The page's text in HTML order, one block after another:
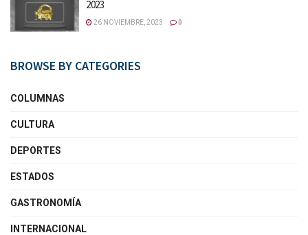
2023
26 NOVIEMBRE, 2023 0
BROWSE BY CATEGORIES
COLUMNAS
CULTURA
DEPORTES
ESTADOS
GASTRONOMÍA
INTERNACIONAL